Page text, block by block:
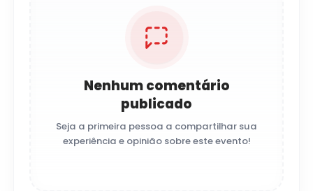
Nenhum comentário
publicado
Seja a primeira pessoa a compartilhar sua
experiência e opinião sobre este evento!